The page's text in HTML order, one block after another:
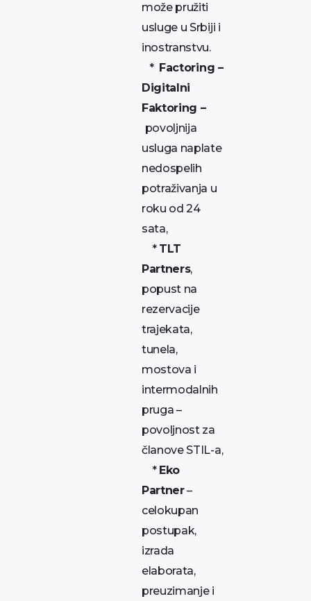
može pružiti
usluge u Srbiji i
inostranstvu.
* Factoring –
Digitalni
Faktoring –
povoljnija
usluga naplate
nedospelih
potraživanja u
roku od 24
sata,
* TLT
Partners,
popust na
rezervacije
trajekata,
tunela,
mostova i
intermodalnih
pruga –
povoljnost za
članove STIL-a,
* Eko
Partner–
celokupan
postupak,
izrada
elaborata,
preuzimanje i